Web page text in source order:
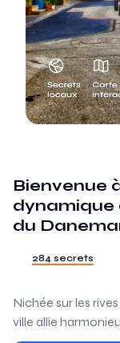
Bienvenue
dynamique
du
284 secrets
Nichée sur les
ville allie